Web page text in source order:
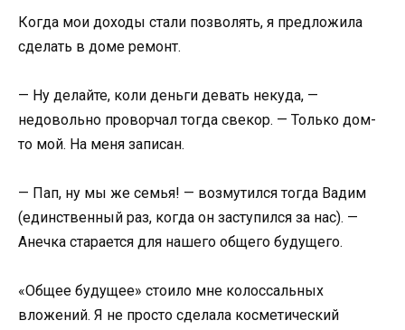
Когда мои доходы стали позволять, я предложила
сделать в доме ремонт.
— Ну делайте, коли деньги девать некуда, —
недовольно проворчал тогда свекор. — Только дом-
то мой. На меня записан.
— Пап, ну мы же семья! — возмутился тогда Вадим
(единственный раз, когда он заступился за нас). —
Анечка старается для нашего общего будущего.
«Общее будущее» стоило мне колоссальных
вложений. Я не просто сделала косметический